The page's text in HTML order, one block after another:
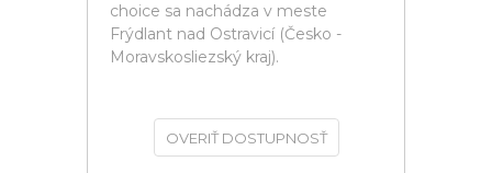
choice sa nachádza v meste
Frýdlant nad Ostravicí (Česko -
Moravskosliezský kraj).
OVERIŤ DOSTUPNOSŤ